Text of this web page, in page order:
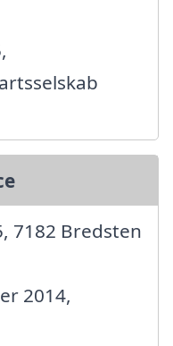
7182 Bredsten
2014,